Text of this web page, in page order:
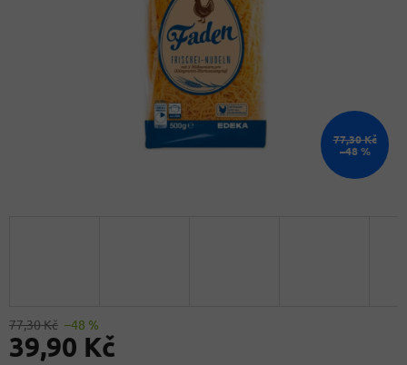
77,30 Kč
–48 %
77,30 Kč –48 %
39,90 Kč